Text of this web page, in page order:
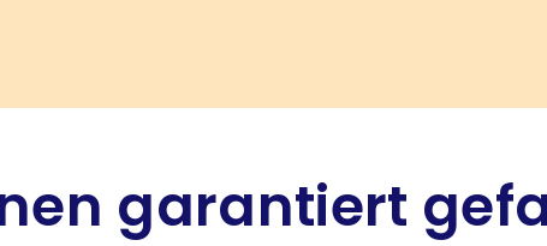
garantiert